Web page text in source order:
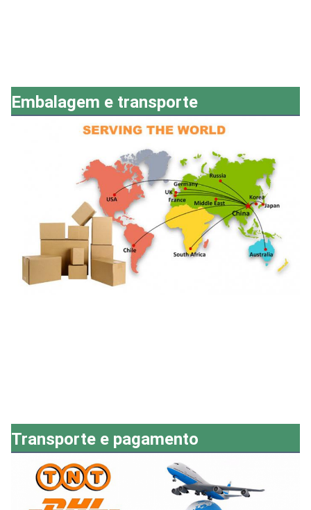
Embalagem e transporte
Transporte e pagamento